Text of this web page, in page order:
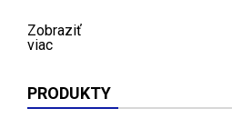
Zobraziť
viac
PRODUKTY